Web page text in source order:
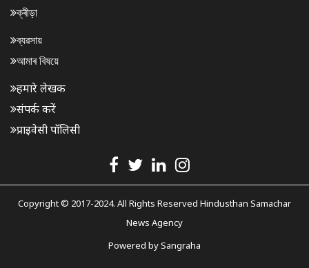
ক্ৰীড়া
ব্যৱসায়
আমাৰ বিষয়ে
हमारे लेखक
संपर्क करें
प्राइवेसी पॉलिसी
Copyright © 2017-2024. All Rights Reserved Hindusthan Samachar
News Agency
Powered bySangraha